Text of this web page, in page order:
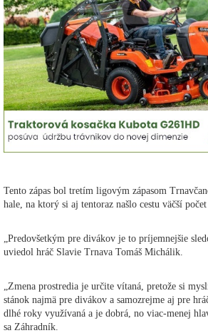
Tento zápas bol tretím ligovým zápasom
hale, na ktorý si aj tentoraz našlo cestu väčší
„Predovšetkým pre divákov je to príjemnejšie
uviedol hráč Slavie Trnava Tomáš Michálik.
„Zmena prostredia je určite vítaná, pretože si
stánok najmä pre divákov a samozrejme aj pre
dlhé roky využívaná a je dobrá, no viac-menej
sa Záhradník.